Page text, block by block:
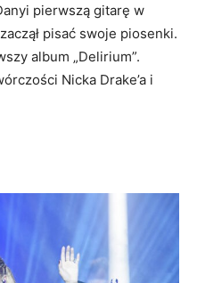
pierwszą gitarę w
pisać swoje piosenki.
album „Delirium”.
Nicka Drake’a i